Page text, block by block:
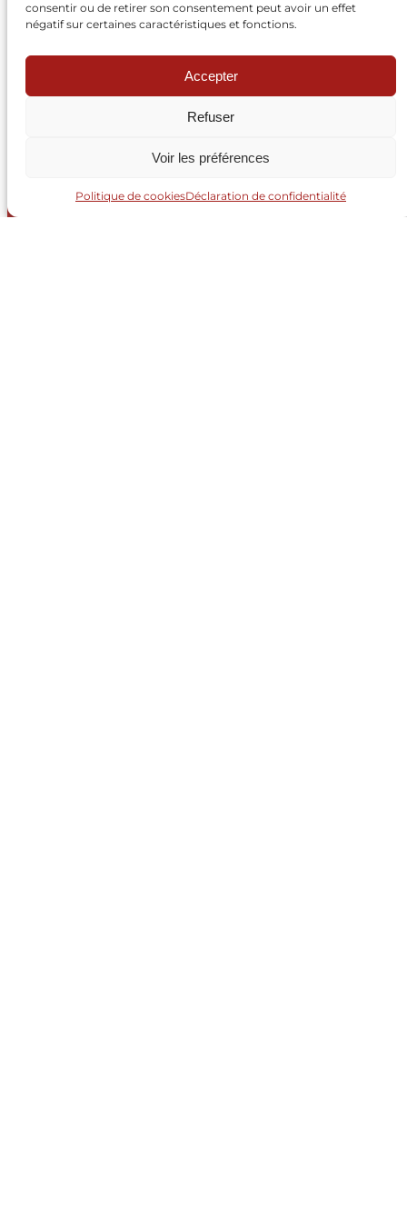
consentir ou de retirer son consentement peut avoir un effet
négatif sur certaines caractéristiques et fonctions.
Accepter
Refuser
Voir les préférences
Politique de cookiesDéclaration de confidentialité